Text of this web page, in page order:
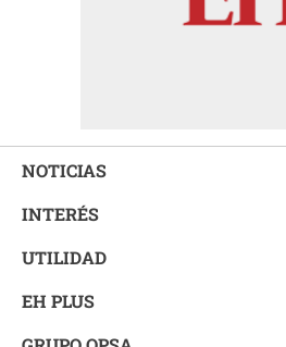
NOTICIAS
INTERÉS
UTILIDAD
EH PLUS